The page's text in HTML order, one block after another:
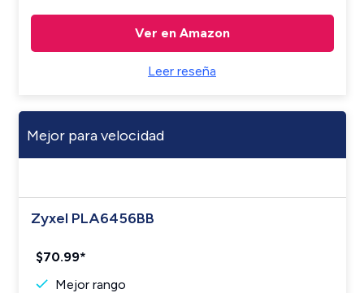
Ver en Amazon
Leer reseña
Mejor para velocidad
Zyxel PLA6456BB
$70.99*
Mejor rango